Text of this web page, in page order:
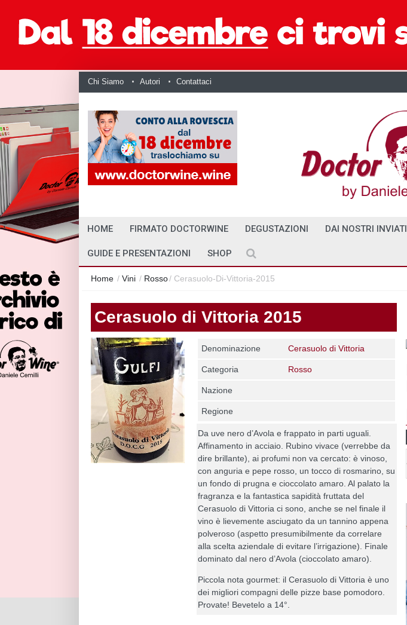
Chi Siamo Autori Contattaci
HOME FIRMATO DOCTORWINE DEGUSTAZIONI DAI NOSTRI INVIATI
GUIDE E PRESENTAZIONI SHOP
Home / Vini / Rosso/ Cerasuolo-Di-Vittoria-2015
Cerasuolo di Vittoria 2015
Denominazione Cerasuolo di Vittoria
Categoria Rosso
Nazione
Regione
Da uve nero d’Avola e frappato in parti uguali.
Affinamento in acciaio. Rubino vivace (verrebbe da
dire brillante), ai profumi non va cercato: è vinoso,
con anguria e pepe rosso, un tocco di rosmarino, su
un fondo di prugna e cioccolato amaro. Al palato la
fragranza e la fantastica sapidità fruttata del
Cerasuolo di Vittoria ci sono, anche se nel finale il
vino è lievemente asciugato da un tannino appena
polveroso (aspetto presumibilmente da correlare
alla scelta aziendale di evitare l’irrigazione). Finale
dominato dal nero d’Avola (cioccolato amaro).
Piccola nota gourmet: il Cerasuolo di Vittoria è uno
dei migliori compagni delle pizze base pomodoro.
Provate! Bevetelo a 14°.